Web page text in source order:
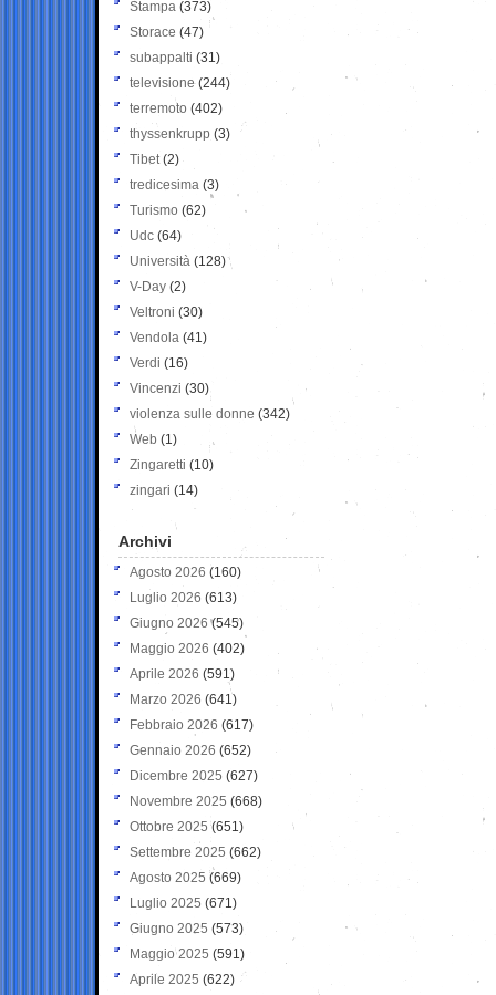
Stampa (373)
Storace (47)
subappalti (31)
televisione(244)
terremoto (402)
thyssenkrupp (3)
Tibet(2)
tredicesima (3)
Turismo (62)
Udc (64)
Università (128)
V-Day (2)
Veltroni (30)
Vendola (41)
Verdi (16)
Vincenzi (30)
violenza sulle donne (342)
Web (1)
Zingaretti (10)
zingari (14)
Archivi
Agosto 2026 (160)
Luglio 2026 (613)
Giugno 2026 (545)
Maggio 2026 (402)
Aprile 2026 (591)
Marzo 2026 (641)
Febbraio 2026 (617)
Gennaio 2026 (652)
Dicembre 2025 (627)
Novembre 2025 (668)
Ottobre 2025 (651)
Settembre 2025 (662)
Agosto 2025 (669)
Luglio 2025 (671)
Giugno 2025 (573)
Maggio 2025 (591)
Aprile 2025 (622)